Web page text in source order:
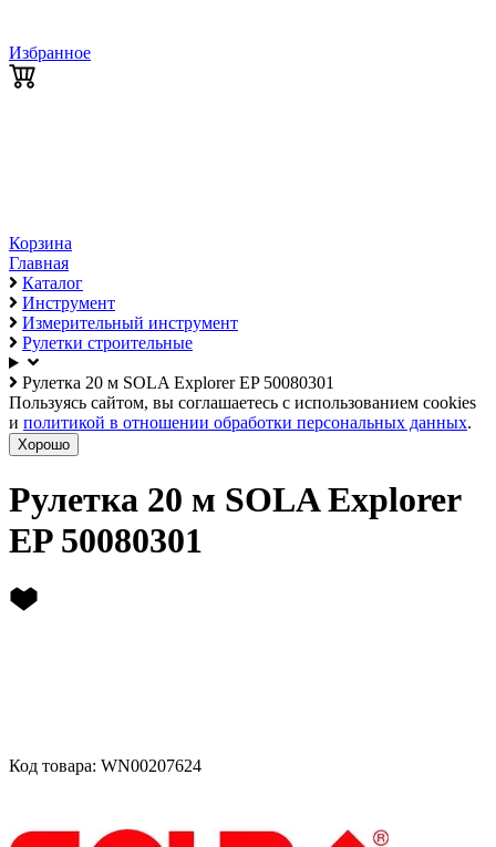
Избранное
Корзина
Главная
Каталог
Инструмент
Измерительный инструмент
Рулетки строительные
Рулетка 20 м SOLA Explorer EP 50080301
Пользуясь сайтом, вы соглашаетесь с использованием cookies
и политикой в отношении обработки персональных данных.
Хорошо
Рулетка 20 м SOLA Explorer
EP 50080301
Код товара: WN00207624